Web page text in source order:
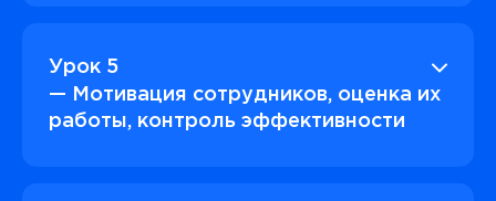
Урок 5
— Мотивация сотрудников, оценка их
работы, контроль эффективности